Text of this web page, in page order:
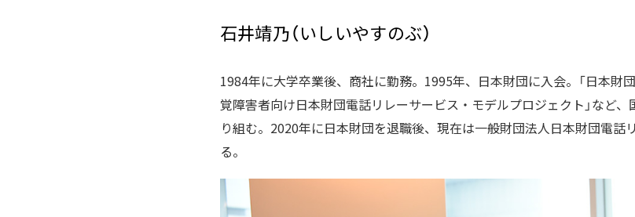
石井靖乃（いしいやすのぶ）
1984年に大学卒業後、商社に勤務。1995年、日本財団に入会。「日本財
覚障害者向け日本財団電話リレーサービス・モデルプロジェクト」など
り組む。2020年に日本財団を退職後、現在は一般財団法人日本財団電話
る。